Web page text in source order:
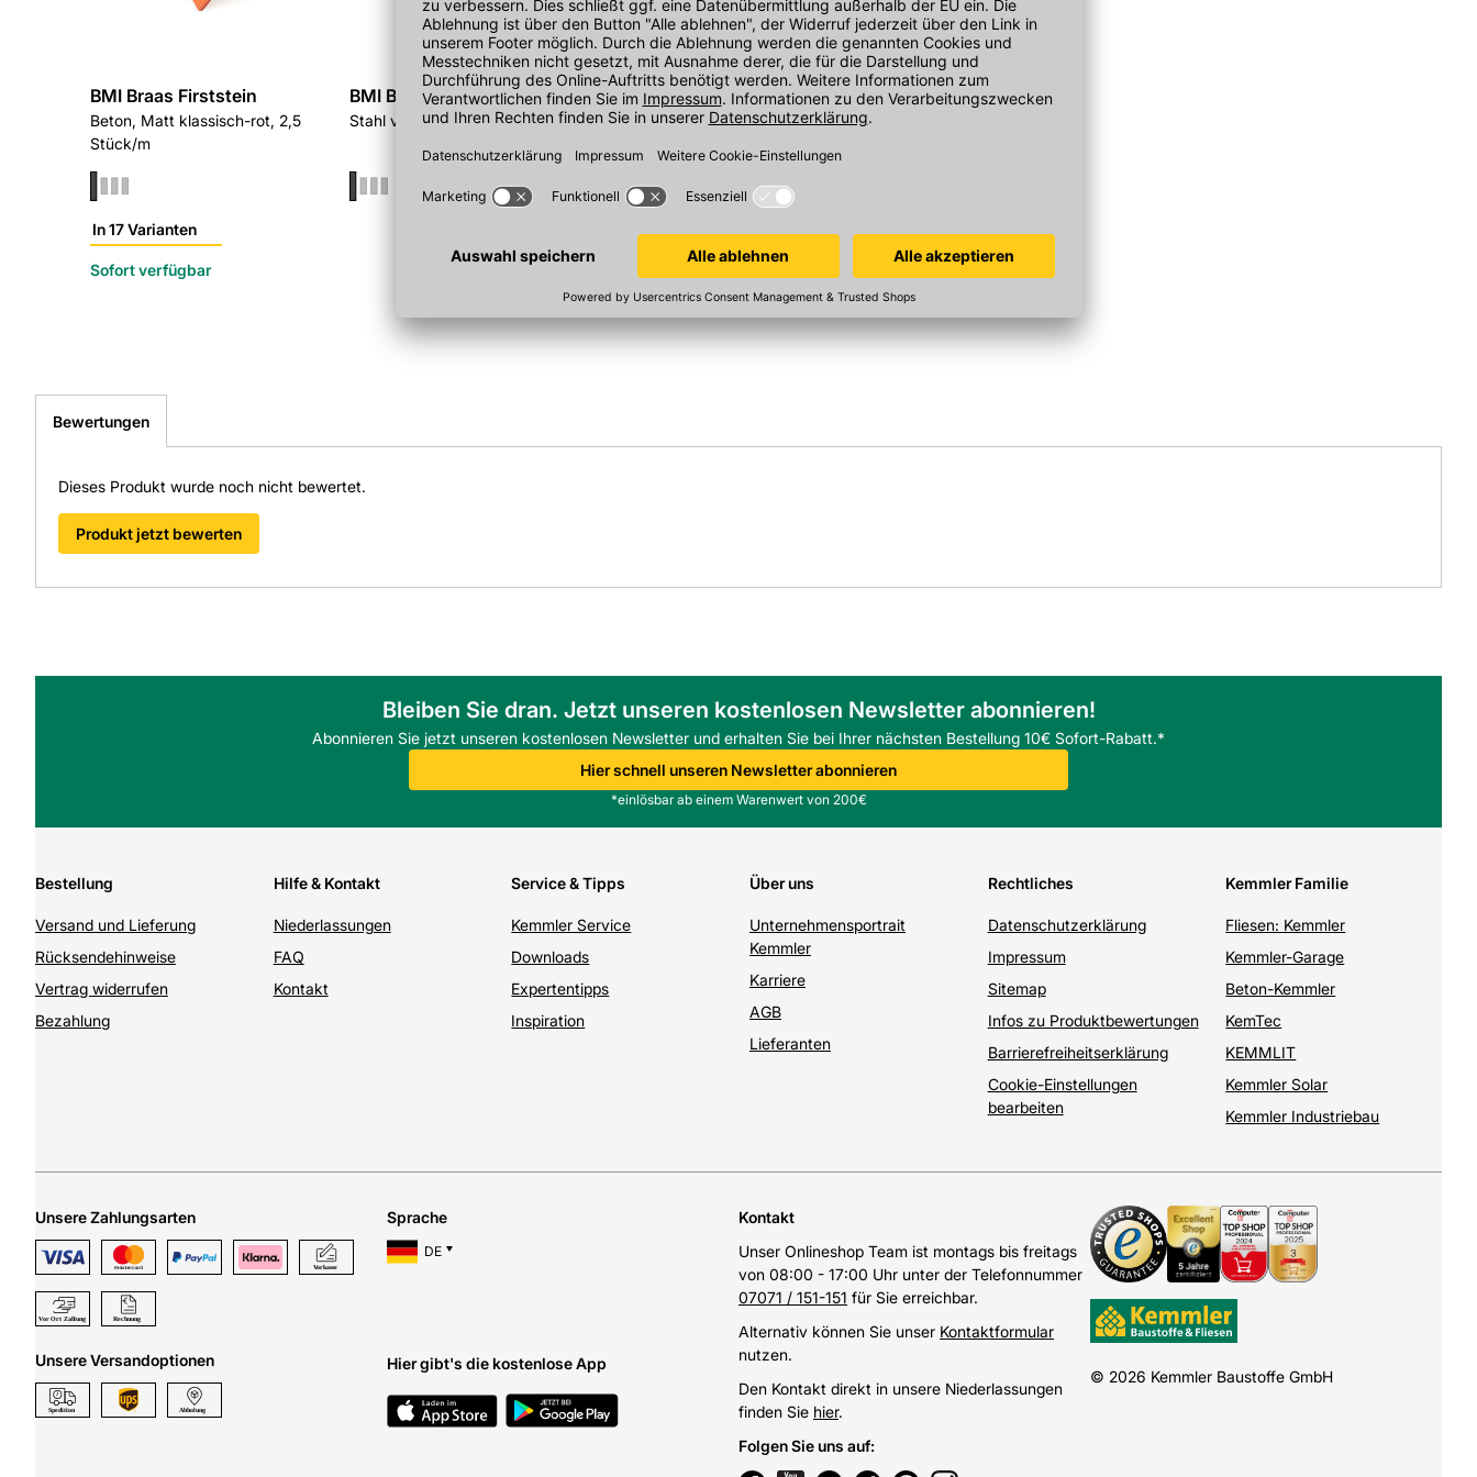
Materialeigenschaften: frostbeständig, UV-beständig, farbbeständig, wasserundurchlässig
Serie: Form First-Walm-Grat
Eignung: Für profilierten Dachstein-First
Kemmler bietet einen optimierten Bestellprozess und digitale Schnittstellen wie OCI und IDS, die Zeit und
Kosten sparen und den Einkauf beim Baustofffachhandel in Südwest-Deutschland vereinfachen.
Ist der BMI Braas Firstendstein für Sanierungsprojekte geeignet?
Ja, er ist für Neubau und Sanierung konzipiert und passt zu profilierten Dachsteinen. Seine frost- und UV-
BMI Braas Firststein
Beton, Matt klassisch-rot, 2,5
Stück/m
In 17 Varianten
Sofort verfügbar
BMI Braas Firstlattenhalter
Stahl verzinkt, für First-/Gratlatte
Bewertungen
Dieses Produkt wurde noch nicht bewertet.
Produkt jetzt bewerten
Bleiben Sie dran. Jetzt unseren kostenlosen Newsletter abonnieren!
Abonnieren Sie jetzt unseren kostenlosen Newsletter und erhalten Sie bei Ihrer nächsten Bestellung 10€ Sofort-Rabatt.*
Hier schnell unseren Newsletter abonnieren
*einlösbar ab einem Warenwert von 200€
Bestellung
Versand und Lieferung
Rücksendehinweise
Vertrag widerrufen
Bezahlung
Hilfe & Kontakt
Niederlassungen
FAQ
Kontakt
Service & Tipps
Kemmler Service
Downloads
Expertentipps
Inspiration
Über uns
Unternehmensportrait
Kemmler
Karriere
AGB
Lieferanten
Rechtliches
Datenschutzerklärung
Impressum
Sitemap
Infos zu Produktbewertungen
Barrierefreiheitserklärung
Cookie-Einstellungen
bearbeiten
Kemmler Familie
Fliesen: Kemmler
Kemmler-Garage
Beton-Kemmler
KemTec
KEMMLIT
Kemmler Solar
Kemmler Industriebau
Unsere Zahlungsarten
Unsere Versandoptionen
Sprache
DE
Hier gibt's die kostenlose App
Kontakt
Unser Onlineshop Team ist montags bis freitags
von 08:00 - 17:00 Uhr unter der Telefonnummer
07071 / 151-151 für Sie erreichbar.
Alternativ können Sie unser Kontaktformular
nutzen.
Den Kontakt direkt in unsere Niederlassungen
finden Sie hier.
Folgen Sie uns auf:
© 2026 Kemmler Baustoffe GmbH